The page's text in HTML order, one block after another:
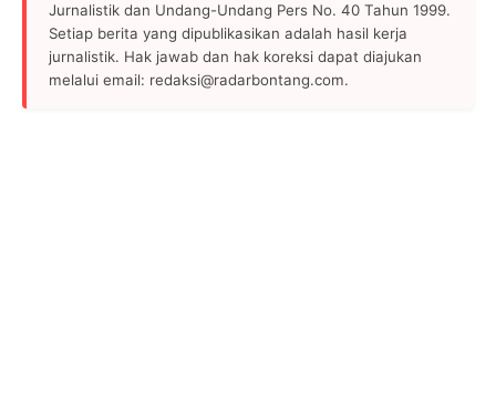
Jurnalistik dan Undang-Undang Pers No. 40 Tahun 1999.
Setiap berita yang dipublikasikan adalah hasil kerja
jurnalistik. Hak jawab dan hak koreksi dapat diajukan
melalui email: redaksi@radarbontang.com.